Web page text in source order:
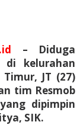
– Diduga
di kelurahan
JT (27)
tim Resmob
dipimpin
SIK.